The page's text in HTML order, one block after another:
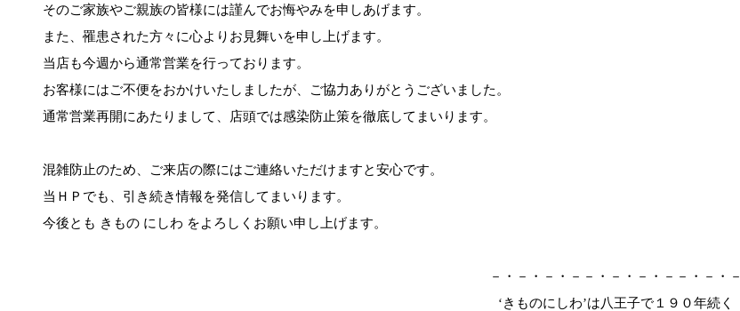
そのご家族やご親族の皆様には謹んでお悔やみを申しあげます。
また、罹患された方々に心よりお見舞いを申し上げます。
当店も今週から通常営業を行っております。
お客様にはご不便をおかけいたしましたが、ご協力ありがとうございました。
通常営業再開にあたりまして、店頭では感染防止策を徹底してまいります。
混雑防止のため、ご来店の際にはご連絡いただけますと安心です。
当ＨＰでも、引き続き情報を発信してまいります。
今後とも きもの にしわ をよろしくお願い申し上げます。
－・－・－・－－・－・－・－－・－・－
‘きものにしわ’は八王子で１９０年続く